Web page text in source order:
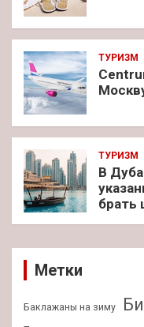
ТУРИЗМ
ТУРИЗМ
В
брать
Метки
Баклажаны на зиму